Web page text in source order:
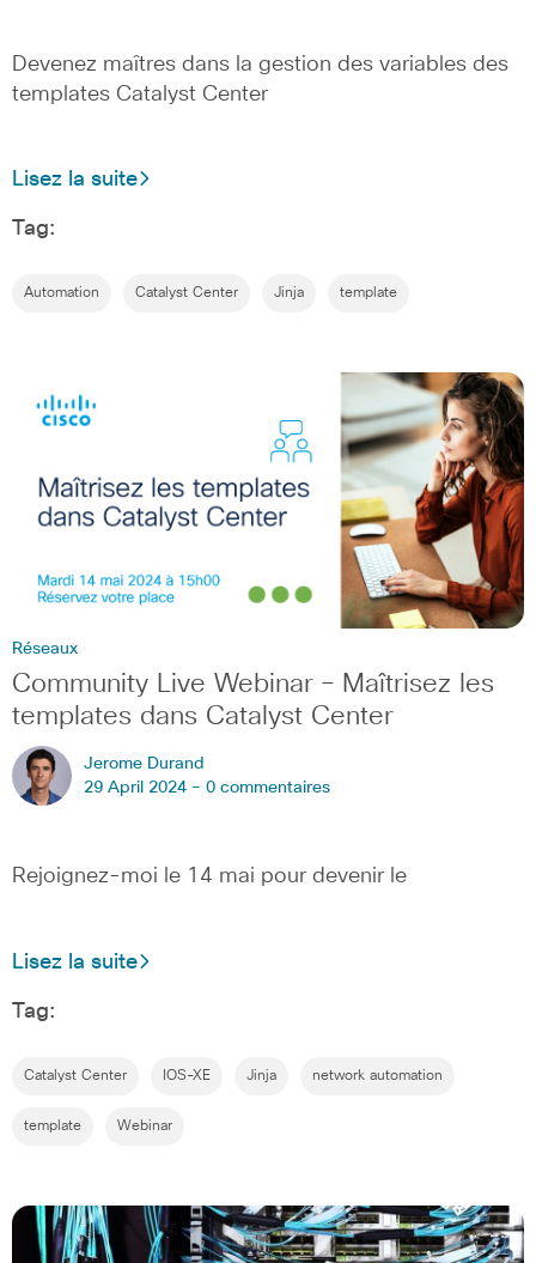
Devenez maîtres dans la gestion des variables des
templates Catalyst Center
Lisez la suite
Tag:
Automation Catalyst Center Jinja template
Réseaux
Community Live Webinar – Maîtrisez les
templates dans Catalyst Center
Jerome Durand
29 April 2024 - 0 commentaires
Rejoignez-moi le 14 mai pour devenir le
Lisez la suite
Tag:
Catalyst Center IOS-XE Jinja network automation
template Webinar